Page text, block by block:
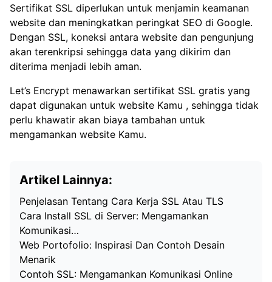
Sertifikat SSL diperlukan untuk menjamin keamanan
website dan meningkatkan peringkat SEO di Google.
Dengan SSL, koneksi antara website dan pengunjung
akan terenkripsi sehingga data yang dikirim dan
diterima menjadi lebih aman.
Let’s Encrypt menawarkan sertifikat SSL gratis yang
dapat digunakan untuk website Kamu , sehingga tidak
perlu khawatir akan biaya tambahan untuk
mengamankan website Kamu.
Artikel Lainnya:
Penjelasan Tentang Cara Kerja SSL Atau TLS
Cara Install SSL di Server: Mengamankan
Komunikasi…
Web Portofolio: Inspirasi Dan Contoh Desain
Menarik
Contoh SSL: Mengamankan Komunikasi Online